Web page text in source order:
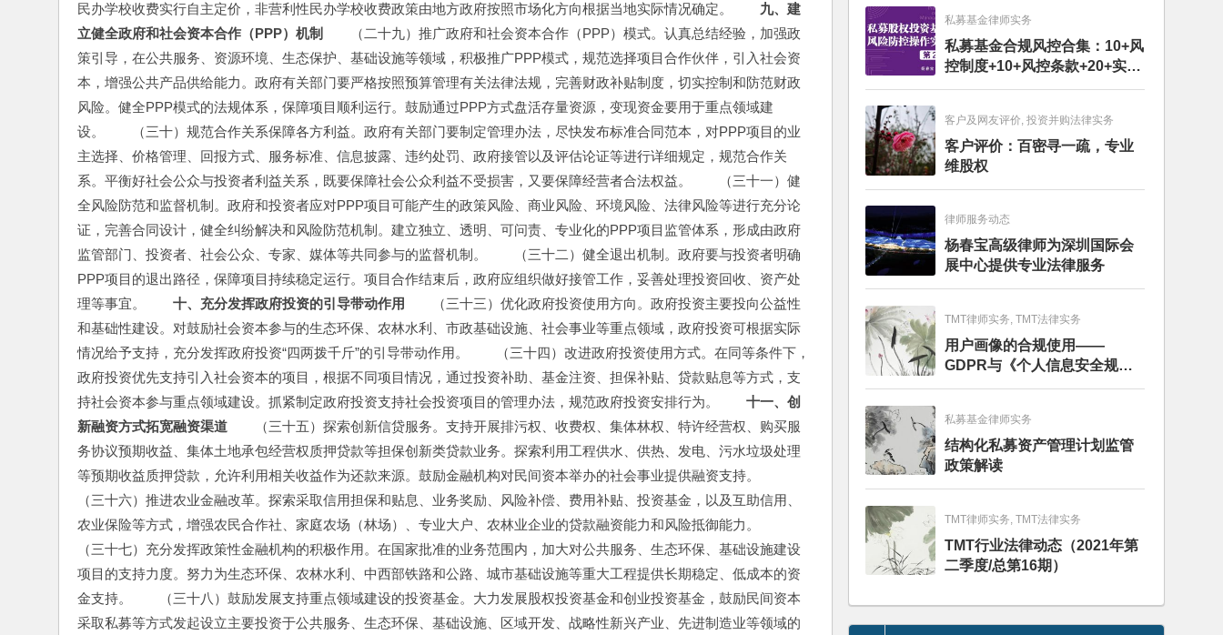
民办学校收费实行自主定价，非营利性民办学校收费政策由地方政府按照市场化方向根据当地实际情况确定。 九、建
立健全政府和社会资本合作（PPP）机制
（二十九）推广政府和社会资本合作（PPP）模式。认真总结经验，加强政
策引导，在公共服务、资源环境、生态保护、基础设施等领域，积极推广PPP模式，规范选择项目合作伙伴，引入社会资
本，增强公共产品供给能力。政府有关部门要严格按照预算管理有关法律法规，完善财政补贴制度，切实控制和防范财政
风险。健全PPP模式的法规体系，保障项目顺利运行。鼓励通过PPP方式盘活存量资源，变现资金要用于重点领域建
设。　　（三十）规范合作关系保障各方利益。政府有关部门要制定管理办法，尽快发布标准合同范本，对PPP项目的业
主选择、价格管理、回报方式、服务标准、信息披露、违约处罚、政府接管以及评估论证等进行详细规定，规范合作关
系。平衡好社会公众与投资者利益关系，既要保障社会公众利益不受损害，又要保障经营者合法权益。　　（三十一）健
全风险防范和监督机制。政府和投资者应对PPP项目可能产生的政策风险、商业风险、环境风险、法律风险等进行充分论
证，完善合同设计，健全纠纷解决和风险防范机制。建立独立、透明、可问责、专业化的PPP项目监管体系，形成由政府
监管部门、投资者、社会公众、专家、媒体等共同参与的监督机制。　　（三十二）健全退出机制。政府要与投资者明确
PPP项目的退出路径，保障项目持续稳定运行。项目合作结束后，政府应组织做好接管工作，妥善处理投资回收、资产处
理等事宜。 十、充分发挥政府投资的引导带动作用
（三十三）优化政府投资使用方向。政府投资主要投向公益性
和基础性建设。对鼓励社会资本参与的生态环保、农林水利、市政基础设施、社会事业等重点领域，政府投资可根据实际
情况给予支持，充分发挥政府投资“四两拨千斤”的引导带动作用。　　（三十四）改进政府投资使用方式。在同等条件下，
政府投资优先支持引入社会资本的项目，根据不同项目情况，通过投资补助、基金注资、担保补贴、贷款贴息等方式，支
持社会资本参与重点领域建设。抓紧制定政府投资支持社会投资项目的管理办法，规范政府投资安排行为。 十一、创
新融资方式拓宽融资渠道 （三十五）探索创新信贷服务。支持开展排污权、收费权、集体林权、特许经营权、购买服
务协议预期收益、集体土地承包经营权质押贷款等担保创新类贷款业务。探索利用工程供水、供热、发电、污水垃圾处理
等预期收益质押贷款，允许利用相关收益作为还款来源。鼓励金融机构对民间资本举办的社会事业提供融资支持。
（三十六）推进农业金融改革。探索采取信用担保和贴息、业务奖励、风险补偿、费用补贴、投资基金，以及互助信用、
农业保险等方式，增强农民合作社、家庭农场（林场）、专业大户、农林业企业的贷款融资能力和风险抵御能力。
（三十七）充分发挥政策性金融机构的积极作用。在国家批准的业务范围内，加大对公共服务、生态环保、基础设施建设
项目的支持力度。努力为生态环保、农林水利、中西部铁路和公路、城市基础设施等重大工程提供长期稳定、低成本的资
金支持。　　（三十八）鼓励发展支持重点领域建设的投资基金。大力发展股权投资基金和创业投资基金，鼓励民间资本
采取私募等方式发起设立主要投资于公共服务、生态环保、基础设施、区域开发、战略性新兴产业、先进制造业等领域的
私募基金律师实务
私募基金合规风控合集：10+风
控制度+10+风控条款+20+实务
文章+每月动态
客户及网友评价, 投资并购法律实务
客户评价：百密寻一疏，专业
维股权
律师服务动态
杨春宝高级律师为深圳国际会
展中心提供专业法律服务
TMT律师实务, TMT法律实务
用户画像的合规使用——
GDPR与《个人信息安全规
范》的比较分析
私募基金律师实务
结构化私募资产管理计划监管
政策解读
TMT律师实务, TMT法律实务
TMT行业法律动态（2021年第
二季度/总第16期）